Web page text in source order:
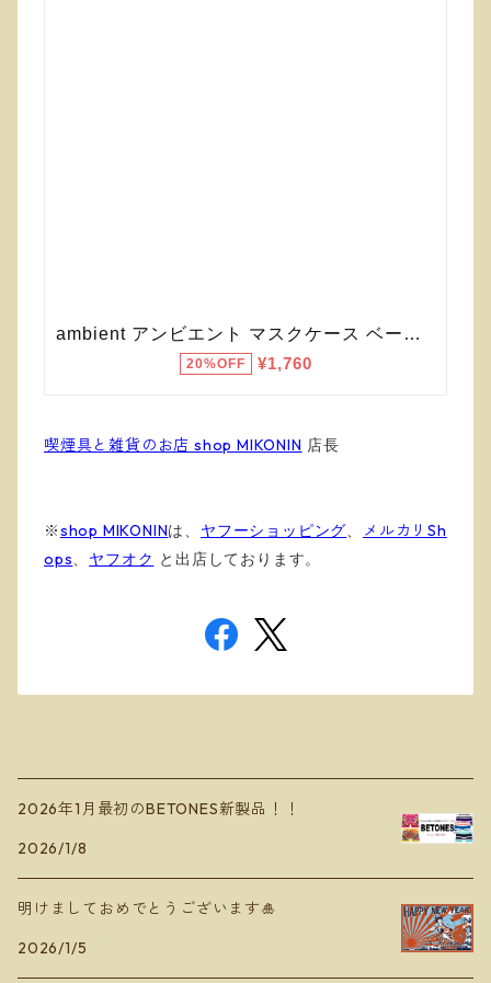
喫煙具と雑貨のお店 shop MIKONIN 店長
※shop MIKONINは、 ヤフーショッピング、
メルカリSh
ops、 ヤフオク と出店しております。
2026年1月最初のBETONES新製品！！
2026/1/8
明けましておめでとうございます🎍
2026/1/5